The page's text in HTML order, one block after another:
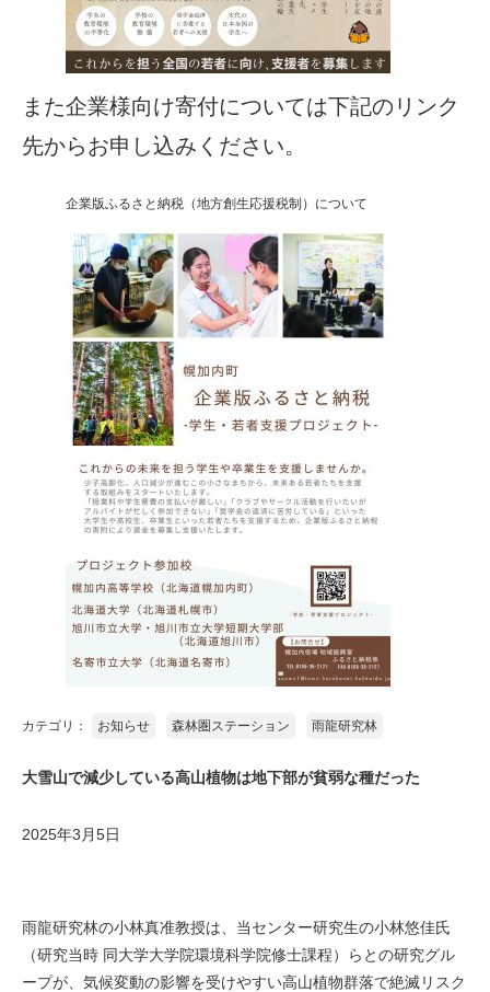
また企業様向け寄付については下記のリンク
先からお申し込みください。
企業版ふるさと納税（地方創生応援税制）について
カテゴリ： お知らせ 森林圏ステーション 雨龍研究林
大雪山で減少している高山植物は地下部が貧弱な種だった
2025年3月5日
雨龍研究林の小林真准教授は、当センター研究生の小林悠佳氏
（研究当時 同大学大学院環境科学院修士課程）らとの研究グル
ープが、気候変動の影響を受けやすい高山植物群落で絶滅リスク